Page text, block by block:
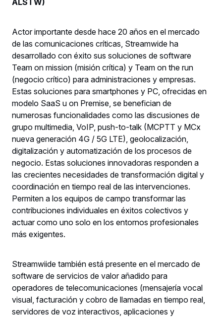
Actor importante desde hace 20 años en el mercado
de las comunicaciones críticas, Streamwide ha
desarrollado con éxito sus soluciones de software
Team on mission (misión crítica) y Team on the run
(negocio crítico) para administraciones y empresas.
Estas soluciones para smartphones y PC, ofrecidas en
modelo SaaS u on Premise, se benefician de
numerosas funcionalidades como las discusiones de
grupo multimedia, VoIP, push-to-talk (MCPTT y MCx
nueva generación 4G / 5G LTE), geolocalización,
digitalización y automatización de los procesos de
negocio. Estas soluciones innovadoras responden a
las crecientes necesidades de transformación digital y
coordinación en tiempo real de las intervenciones.
Permiten a los equipos de campo transformar las
contribuciones individuales en éxitos colectivos y
actuar como uno solo en los entornos profesionales
más exigentes.
Streamwiide también está presente en el mercado de
software de servicios de valor añadido para
operadores de telecomunicaciones (mensajería vocal
visual, facturación y cobro de llamadas en tiempo real,
servidores de voz interactivos, aplicaciones y